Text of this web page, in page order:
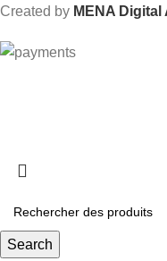
Created by MENA
Search